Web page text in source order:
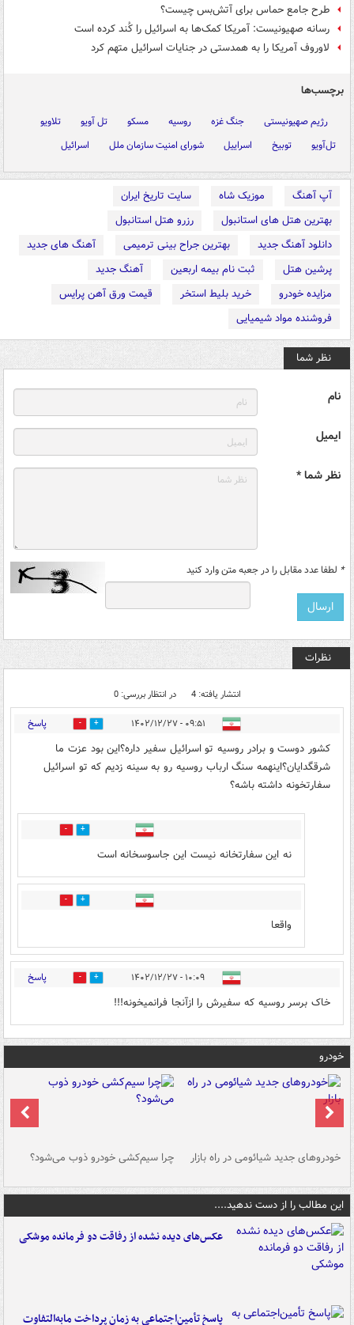
طرح جامع حماس برای آتش‌بس چیست؟
رسانه صهیونیست: آمریکا کمک‌ها به اسرائیل را کُند کرده است
لاوروف آمریکا را به همدستی در جنایات اسرائیل متهم کرد
برچسب‌ها
رژیم صهیونیستی جنگ غزه روسیه مسکو تل آویو
تلاویو
تل‌آویو
توبیخ اسراییل شورای امنیت سازمان ملل اسرائیل
آپ آهنگ موزیک شاه
سایت تاریخ ایران
بهترین هتل های استانبول
رزرو هتل استانبول
دانلود آهنگ جدید
بهترین جراح بینی ترمیمی
آهنگ های جدید
پرشین هتل
ثبت نام بیمه اربعین
آهنگ جدید
مزایده خودرو
خرید بلیط استخر
قیمت ورق آهن پرایس
فروشنده مواد شیمیایی
نظر شما
نام
ایمیل
نظر شما *
* لطفا عدد مقابل را در جعبه متن وارد کنید
نظرات
انتشار یافته: 4 در انتظار بررسی: 0
۰۹:۵۱ - ۱۴۰۲/۱۲/۲۷ 3 پاسخ
کشور دوست و برادر روسیه تو اسرائیل سفیر داره؟این بود عزت ما
شرقگدایان؟اینهمه سنگ ارباب روسیه رو به سینه زدیم که تو اسرائیل
سفارتخونه داشته باشه؟
2
نه این سفارتخانه نیست این جاسوسخانه است
0
واقعا
۱۰:۰۹ - ۱۴۰۲/۱۲/۲۷ 2 پاسخ
خاک برسر روسیه که سفیرش را ازآنجا فرانمیخونه!!!
خودرو
خودروهای جدید شیائومی در راه بازار چرا سیم‌کشی خودرو ذوب می‌شود؟
این مطالب را از دست ندهید....
عکس‌های دیده نشده از رفاقت دو فرمانده‌ موشکی
پاسخ تأمین‌اجتماعی به زمان پرداخت مابه‌التفاوت